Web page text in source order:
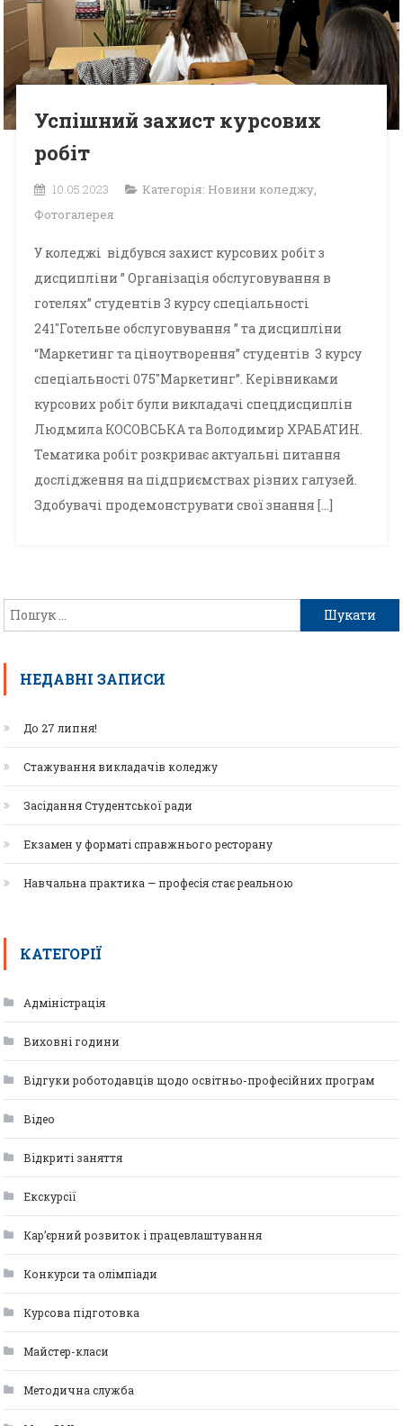
Успішний захист курсових
робіт
10.05.2023 Категорія: Новини коледжу,
Фотогалерея
У коледжі відбувся захист курсових робіт з
дисципліни ” Організація обслуговування в
готелях” студентів 3 курсу спеціальності
241″Готельне обслуговування ” та дисципліни
“Маркетинг та ціноутворення” студентів 3 курсу
спеціальності 075″Маркетинг”. Керівниками
курсових робіт були викладачі спецдисциплін
Людмила КОСОВСЬКА та Володимир ХРАБАТИН.
Тематика робіт розкриває актуальні питання
дослідження на підприємствах різних галузей.
Здобувачі продемонструвати свої знання […]
НЕДАВНІ ЗАПИСИ
До 27 липня!
Стажування викладачів коледжу
Засідання Студентської ради
Екзамен у форматі справжнього ресторану
Навчальна практика — професія стає реальною
КАТЕГОРІЇ
Адміністрація
Виховні години
Відгуки роботодавців щодо освітньо-професійних програм
Відео
Відкриті заняття
Екскурсії
Кар’єрний розвиток і працевлаштування
Конкурси та олімпіади
Курсова підготовка
Майстер-класи
Методична служба